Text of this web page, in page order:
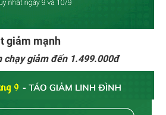
giảm mạnh
chạy giảm đến 1.499.000đ